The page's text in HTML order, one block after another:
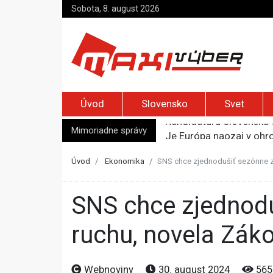
Sobota, 8. august 2026
Úvod Slovensko Svet
Mimoriadne správy
Je Európa naozaj v
Kyjev žiada EÚ o 220
Úvod Ekonomika SNS chce zjednodušiť sezónne
SNS chce zjednodušiť sezónne zamestnávanie v cestovnom
ruchu, novela
Webnoviny 30. august 2024 565